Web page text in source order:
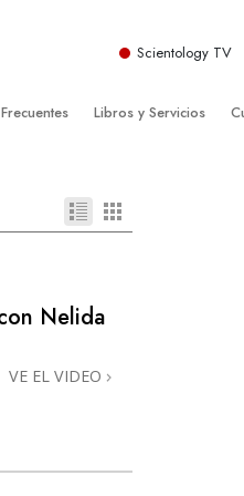
Scientology TV
una Iglesia
Libros y Servicios
Introductorias
Iniciales
Las Dinámicas de la
La Integridad y la
La Escala Tonal
Nelida
VE EL VIDEO